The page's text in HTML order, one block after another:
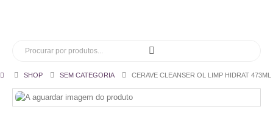
SHOP SEM CATEGORIA CERAVE CLEANSER OL LIMP HIDRAT 473ML